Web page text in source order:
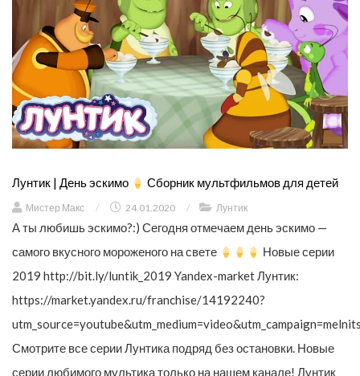
Лунтик | День эскимо Сборник мультфильмов для детей
Мистер Макс / 24.01.2020 / Лунтик
А ты любишь эскимо?:) Сегодня отмечаем день эскимо —
самого вкусного мороженого на свете
Новые серии
2019 http://bit.ly/luntik_2019 Yandex-market Лунтик:
https://market.yandex.ru/franchise/14192240?
Смотрите все серии Лунтика подряд без остановки. Новые
серии любимого мультика только на нашем канале! Лунтик